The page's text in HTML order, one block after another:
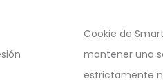
Cookie de
mantener una
estrictamente